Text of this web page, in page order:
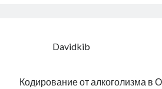
Davidkib
Кодирование от алкоголизма в